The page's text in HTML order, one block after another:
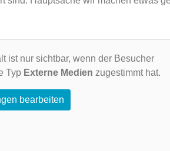
ist nur sichtbar, wenn der Besucher
Typ Externe Medien zugestimmt hat.
bearbeiten